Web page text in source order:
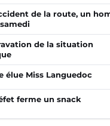
de la route, un
de la situation
élue Miss Languedoc
ferme un snack